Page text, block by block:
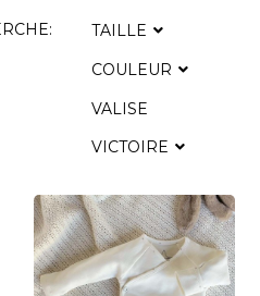
TAILLE
COULEUR
VALISE
VICTOIRE